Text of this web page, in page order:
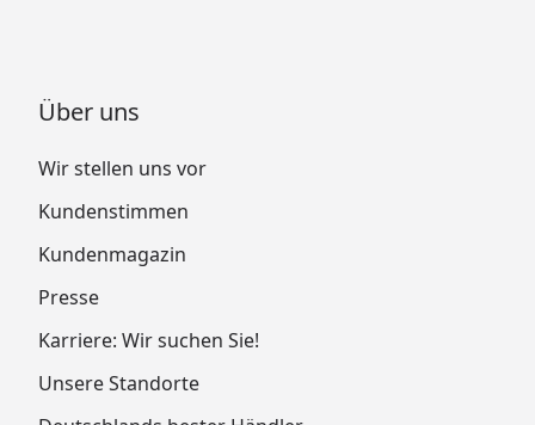
Über uns
Wir stellen uns vor
Kundenstimmen
Kundenmagazin
Presse
Karriere: Wir suchen Sie!
Unsere Standorte